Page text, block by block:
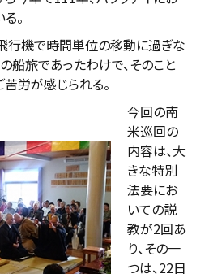
。
行機で時間単位の移動に過ぎな
船旅であったわけで、そのこと
労が感じられる。
今回の南
米巡回の
内容は、大
きな特別
法要にお
いての説
教が2回あ
り、その一
つは、22日